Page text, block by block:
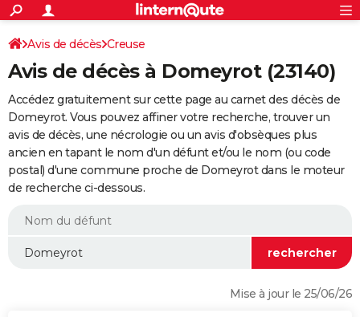
ACTUALITÉS
Politique
Société
Faits Divers
Education
Monde
Villes
+
SPORT
Coupe du monde 2026
Football
Tennis
Cyclisme
Rugby
Forum
Programme TV
TNT
Streaming
Cinéma
Sorties cinéma
Musique
+
FINANCE
Retraite
Impôts
Epargne
Immobilier
Risques naturels par ville
Banque
Assurance
Crédit
AUTO
Essais
Réserver un essai
Citadines
Berlines
SUV
Forum auto
+
HIGH-TECH
BRICOLAGE
WEEK-END
Avis de décès Creuse
Avis de décès à Domeyrot (23140)
Accédez gratuitement sur cette page au carnet des décès de
Domeyrot. Vous pouvez affiner votre recherche, trouver un
avis de décès, une nécrologie ou un avis d'obsèques plus
ancien en tapant le nom d'un défunt et/ou le nom (ou code
postal) d'une commune proche de Domeyrot dans le moteur
de recherche ci-dessous.
Mise à jour le 25/06/26